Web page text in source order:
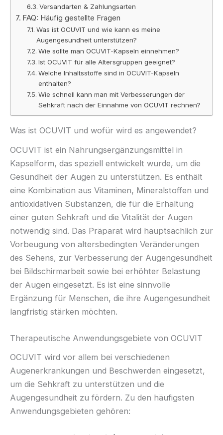
Versandarten & Zahlungsarten
FAQ: Häufig gestellte Fragen
Was ist OCUVIT und wie kann es meine
Augengesundheit unterstützen?
Wie sollte man OCUVIT-Kapseln einnehmen?
Ist OCUVIT für alle Altersgruppen geeignet?
Welche Inhaltsstoffe sind in OCUVIT-Kapseln
enthalten?
Wie schnell kann man mit Verbesserungen der
Sehkraft nach der Einnahme von OCUVIT rechnen?
Was ist OCUVIT und wofür wird es angewendet?
OCUVIT ist ein Nahrungsergänzungsmittel in
Kapselform, das speziell entwickelt wurde, um die
Gesundheit der Augen zu unterstützen. Es enthält
eine Kombination aus Vitaminen, Mineralstoffen und
antioxidativen Substanzen, die für die Erhaltung
einer guten Sehkraft und die Vitalität der Augen
notwendig sind. Das Präparat wird hauptsächlich zur
Vorbeugung von altersbedingten Veränderungen
des Sehens, zur Verbesserung der Augengesundheit
bei Bildschirmarbeit sowie bei erhöhter Belastung
der Augen eingesetzt. Es ist eine sinnvolle
Ergänzung für Menschen, die ihre Augengesundheit
langfristig stärken möchten.
Therapeutische Anwendungsgebiete von OCUVIT
OCUVIT wird vor allem bei verschiedenen
Augenerkrankungen und Beschwerden eingesetzt,
um die Sehkraft zu unterstützen und die
Augengesundheit zu fördern. Zu den häufigsten
Anwendungsgebieten gehören: